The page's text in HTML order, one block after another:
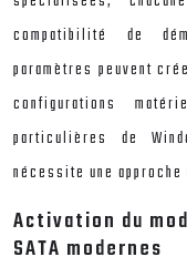
compatibilité de
paramètres peuvent
configurations
particulières de
nécessite une
Activation du
SATA modernes